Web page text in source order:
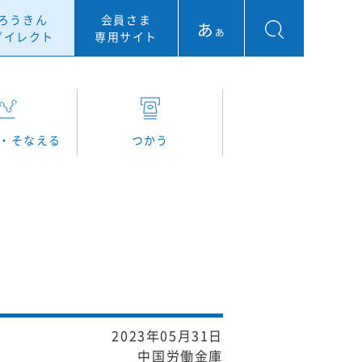
うきん
イレクト
会員さま
専用サイト
そなえる つかう
2023年05月31日
中国労働金庫